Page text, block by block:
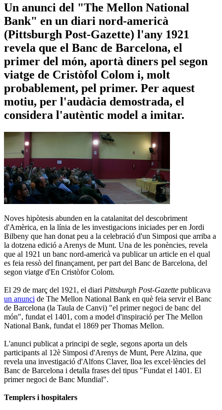
Un anunci del "The Mellon National
Bank" en un diari nord-americà
(Pittsburgh Post-Gazette) l'any 1921
revela que el Banc de Barcelona, el
primer del món, aportà diners pel segon
viatge de Cristòfol Colom i, molt
probablement, pel primer. Per aquest
motiu, per l'audàcia demostrada, el
considera l'autèntic model a imitar.
Noves hipòtesis abunden en la catalanitat del descobriment
d'Amèrica, en la línia de les investigacions iniciades per en Jordi
Bilbeny que han donat peu a la celebració d'un Simposi que arriba a
la dotzena edició a Arenys de Munt. Una de les ponències, revela
que al 1921 un banc nord-americà va publicar un article en el qual
es feia ressò del finançament, per part del Banc de Barcelona, ​​del
segon viatge d'En Cristòfor Colom.
El 29 de març del 1921, el diari Pittsburgh Post-Gazette publicava
un anunci de The Mellon National Bank en què feia servir el Banc
de Barcelona (la Taula de Canvi) "el primer negoci de banc del
món", fundat el 1401, com a model d'inspiració per The Mellon
National Bank, fundat el 1869 per Thomas Mellon.
L'anunci publicat a principi de segle, segons aporta un dels
participants al 12è Simposi d'Arenys de Munt, Pere Alzina, que
revela una investigació d'Alfons Claver, lloa les excel·lències del
Banc de Barcelona i detalla frases del tipus "Fundat el 1401. El
primer negoci de Banc Mundial".
Templers i hospitalers